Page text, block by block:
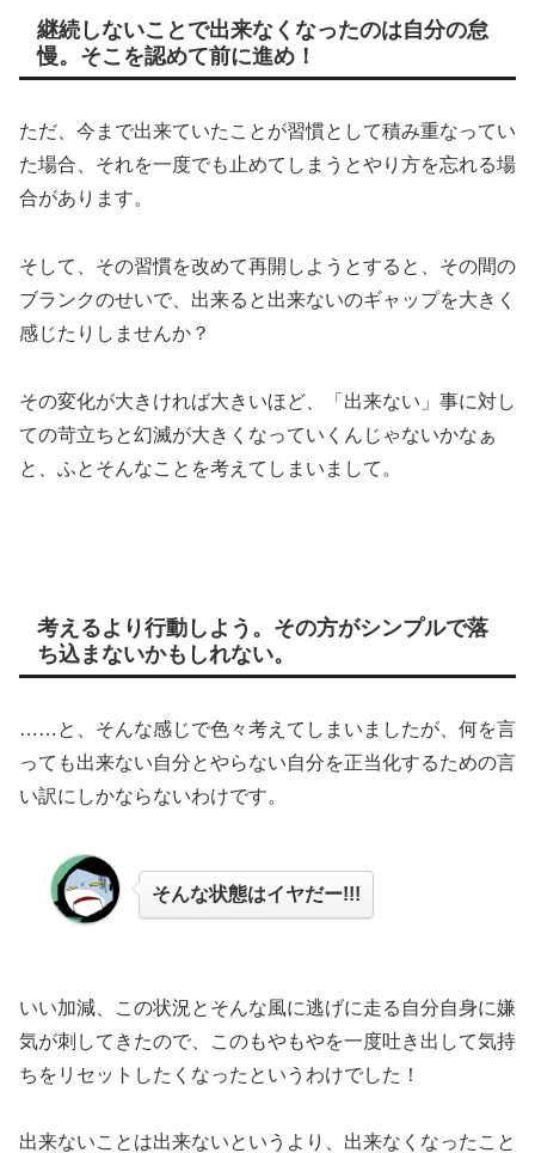
継続しないことで出来なくなったのは自分の怠
慢。そこを認めて前に進め！
ただ、今まで出来ていたことが習慣として積み重なってい
た場合、それを一度でも止めてしまうとやり方を忘れる場
合があります。
そして、その習慣を改めて再開しようとすると、その間の
ブランクのせいで、出来ると出来ないのギャップを大きく
感じたりしませんか？
その変化が大きければ大きいほど、「出来ない」事に対し
ての苛立ちと幻滅が大きくなっていくんじゃないかなぁ
と、ふとそんなことを考えてしまいまして。
考えるより行動しよう。その方がシンプルで落
ち込まないかもしれない。
……と、そんな感じで色々考えてしまいましたが、何を言
っても出来ない自分とやらない自分を正当化するための言
い訳にしかならないわけです。
そんな状態はイヤだー!!!
いい加減、この状況とそんな風に逃げに走る自分自身に嫌
気が刺してきたので、このもやもやを一度吐き出して気持
ちをリセットしたくなったというわけでした！
出来ないことは出来ないというより、出来なくなったこと